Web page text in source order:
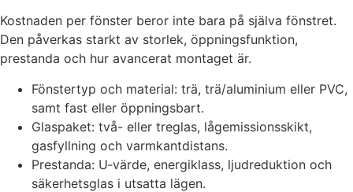
Kostnaden per fönster beror inte bara på själva fönstret.
Den påverkas starkt av storlek, öppningsfunktion,
prestanda och hur avancerat montaget är.
Fönstertyp och material: trä, trä/aluminium eller PVC,
samt fast eller öppningsbart.
Glaspaket: två- eller treglas, lågemissionsskikt,
gasfyllning och varmkantdistans.
Prestanda: U‑värde, energiklass, ljudreduktion och
säkerhetsglas i utsatta lägen.